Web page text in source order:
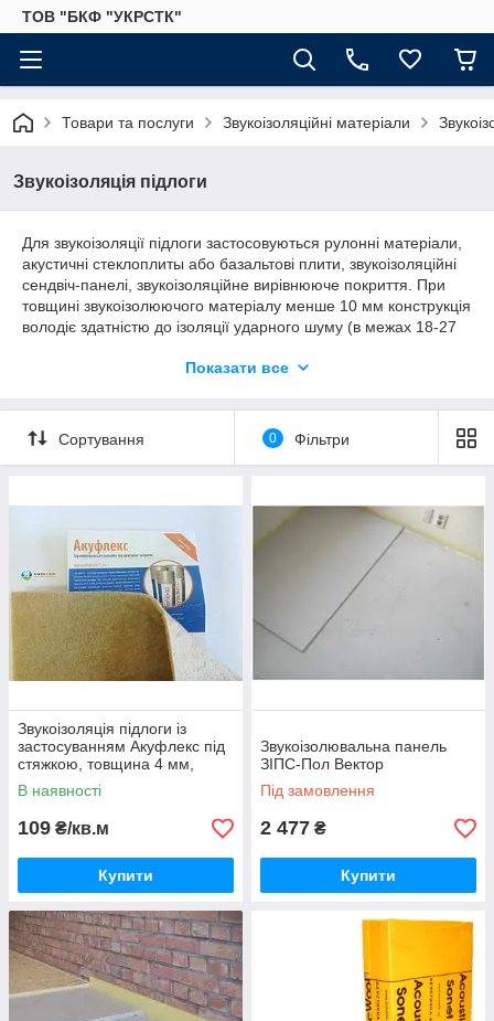
ТОВ "БКФ "УКРСТК"
Товари та послуги Звукоізоляційні матеріали
Звукоізоляція підлоги
Для звукоізоляції підлоги застосовуються рулонні матеріали,
акустичні стеклоплиты або базальтові плити, звукоізоляційні
сендвіч-панелі, звукоізоляційне вирівнююче покриття. При
товщині звукоізолюючого матеріалу менше 10 мм конструкція
володіє здатністю до ізоляції ударного шуму (в межах 18-27
43 дБ) підвищує також ізоляції повітряного шуму на 8-10 дБ:
розмова, шепіт, гавкіт собак, звуки теле-і радіоапаратури.
паркетну дошку або під армовану стяжку товщиною від 50
мм. Акустичні стеклоплиты, базальтові плити і звукоізоляційні
вирівнюючі покриття використовуються під армированну
стяжку товщиною від 60 мм. щоб уникнути зіткнення стяжки зі
стінами по периметру приміщення застосовуються
спеціальні кромочні плити або стрічки. Шви і стики
зашпаровують виброакустическим герметиком.
Показати все
Сортування 0 Фільтри
Звукоізоляція підлоги із
застосуванням Акуфлекс під
стяжкою, товщина 4 мм,
рулон 15 х1 м.
В наявності
109 ₴/кв.м
Купити
Звукоізолювальна панель
ЗІПС-Пол Вектор
Під замовлення
2 477 ₴
Купити